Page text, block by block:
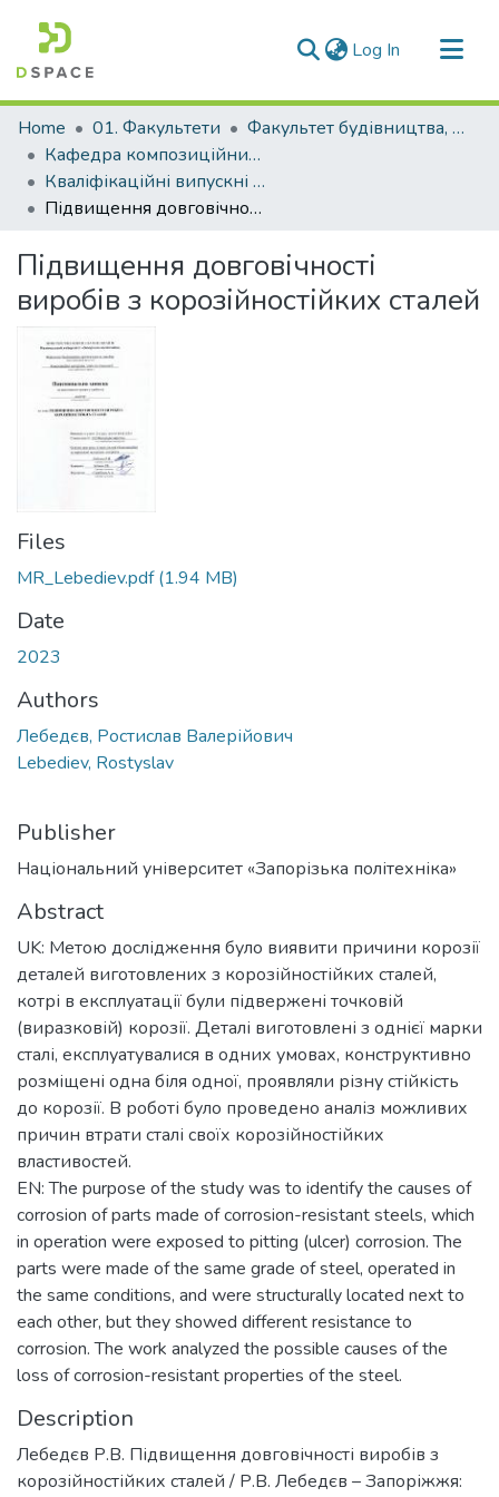
Log In (current)
Communities & Collections
All of DSpace
Statistics
Home 01. Факультети
Факультет будівництва, архітектури та дизайну
Кафедра композиційних матеріалів, хімії та технологій (Кафедра КМХ та Т)
Кваліфікаційні випускні роботи здобувачів вищої освіти кафедри КМХ та Т
Підвищення довговічності виробів з корозійностійких сталей
Підвищення довговічності
виробів з корозійностійких сталей
Files
MR_Lebediev.pdf(1.94 MB)
Date
2023
Authors
Лебедєв, Ростислав Валерійович
Lebediev, Rostyslav
Publisher
Національний університет «Запорізька політехніка»
Abstract
UK: Метою дослідження було виявити причини корозії
деталей виготовлених з корозійностійких сталей,
котрі в експлуатації були підвержені точковій
(виразковій) корозії. Деталі виготовлені з однієї марки
сталі, експлуатувалися в одних умовах, конструктивно
розміщені одна біля одної, проявляли різну стійкість
до корозії. В роботі було проведено аналіз можливих
причин втрати сталі своїх корозійностійких
властивостей.
EN: The purpose of the study was to identify the causes of
corrosion of parts made of corrosion-resistant steels, which
in operation were exposed to pitting (ulcer) corrosion. The
parts were made of the same grade of steel, operated in
the same conditions, and were structurally located next to
each other, but they showed different resistance to
corrosion. The work analyzed the possible causes of the
loss of corrosion-resistant properties of the steel.
Description
Лебедєв Р.В. Підвищення довговічності виробів з
корозійностійких сталей / Р.В. Лебедєв – Запоріжжя: